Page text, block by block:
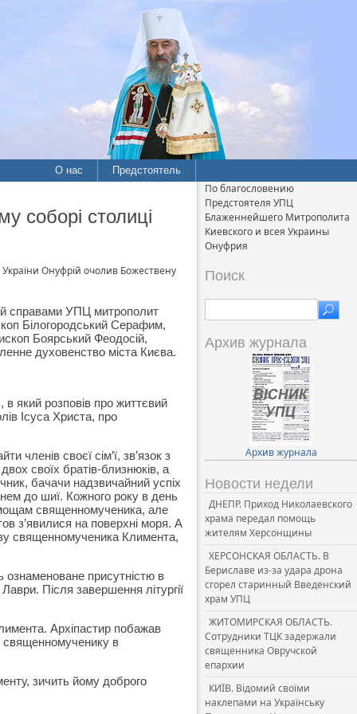
О нас Предстоятель
соборі столиці
Онуфрій очолив Божествену
справами УПЦ митрополит
Білогородський Серафим,
Боярський Феодосій,
духовенство міста Києва.
який розповів про життєвий
Ісуса Христа, про
членів своєї сім’ї, зв’язок з
своїх братів-близнюків, а
бачачи надзвичайний успіх
до шиї. Кожного року в день
священномученика, але
з’явилися на поверхні моря. А
священномученика Климента,
присутністю в
Після завершення літургії
Архіпастир побажав
священномученику в
зичить йому доброго
По благословению
Предстоятеля УПЦ
Блаженнейшего Митрополита
Киевского и всея Украины
Онуфрия
Поиск
Архив журнала
Архив журнала
Новости недели
ДНЕПР. Приход Николаевского
храма передал помощь
жителям Херсонщины
ХЕРСОНСКАЯ ОБЛАСТЬ. В
Бериславе из-за удара дрона
сгорел старинный Введенский
храм УПЦ
ЖИТОМИРСКАЯ ОБЛАСТЬ.
Сотрудники ТЦК задержали
священника Овручской
епархии
КИЇВ. Відомий своїми
наклепами на Українську